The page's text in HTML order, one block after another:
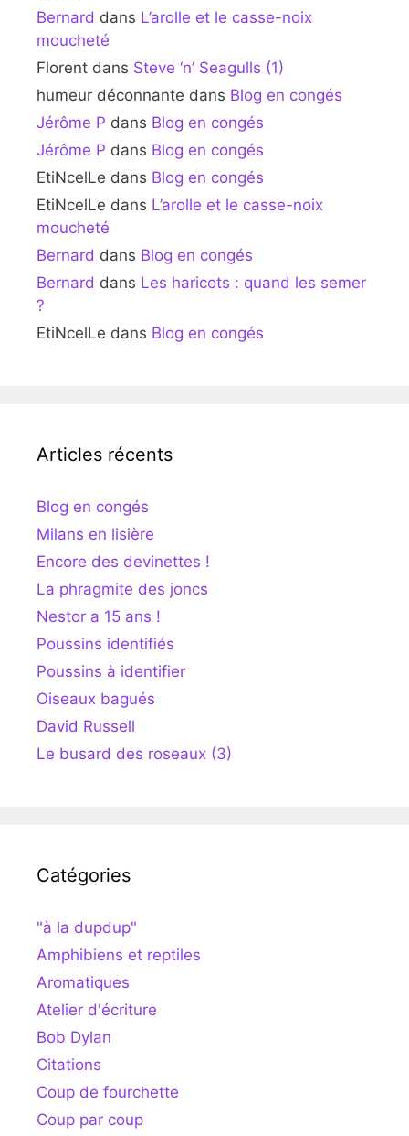
Bernard dans L’arolle et le casse-noix
moucheté
Florent dans Steve ‘n’ Seagulls (1)
humeur déconnante dans Blog en congés
Jérôme P dans Blog en congés
Jérôme P dans Blog en congés
EtiNcelLe dans Blog en congés
EtiNcelLe dans L’arolle et le casse-noix
moucheté
Bernard dans Blog en congés
Bernard dans Les haricots : quand les semer
?
EtiNcelLe dans Blog en congés
Articles récents
Blog en congés
Milans en lisière
Encore des devinettes !
La phragmite des joncs
Nestor a 15 ans !
Poussins identifiés
Poussins à identifier
Oiseaux bagués
David Russell
Le busard des roseaux (3)
Catégories
"à la dupdup"
Amphibiens et reptiles
Aromatiques
Atelier d'écriture
Bob Dylan
Citations
Coup de fourchette
Coup par coup